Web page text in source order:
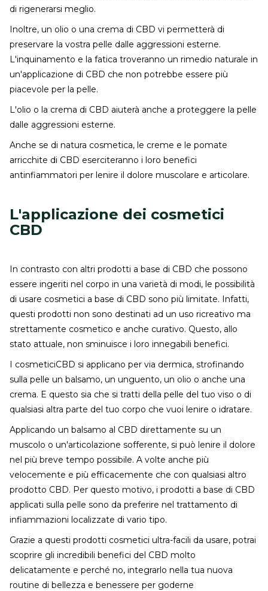
di rigenerarsi meglio.
Inoltre, un olio o una crema di CBD vi permetterà di
preservare la vostra pelle dalle aggressioni esterne.
L'inquinamento e la fatica troveranno un rimedio naturale in
un'applicazione di CBD che non potrebbe essere più
piacevole per la pelle.
L'olio o la crema di CBD aiuterà anche a proteggere la pelle
dalle aggressioni esterne.
Anche se di natura cosmetica, le creme e le pomate
arricchite di CBD eserciteranno i loro benefici
antinfiammatori per lenire il dolore muscolare e articolare.
L'applicazione dei cosmetici
CBD
In contrasto con altri prodotti a base di CBD che possono
essere ingeriti nel corpo in una varietà di modi, le possibilità
di usare cosmetici a base di CBD sono più limitate. Infatti,
questi prodotti non sono destinati ad un uso ricreativo ma
strettamente cosmetico e anche curativo. Questo, allo
stato attuale, non sminuisce i loro innegabili benefici.
I cosmeticiCBD si applicano per via dermica, strofinando
sulla pelle un balsamo, un unguento, un olio o anche una
crema. E questo sia che si tratti della pelle del tuo viso o di
qualsiasi altra parte del tuo corpo che vuoi lenire o idratare.
Applicando un balsamo al CBD direttamente su un
muscolo o un'articolazione sofferente, si può lenire il dolore
nel più breve tempo possibile. A volte anche più
velocemente e più efficacemente che con qualsiasi altro
prodotto CBD. Per questo motivo, i prodotti a base di CBD
applicati sulla pelle sono da preferire nel trattamento di
infiammazioni localizzate di vario tipo.
Grazie a questi prodotti cosmetici ultra-facili da usare, potrai
scoprire gli incredibili benefici del CBD molto
delicatamente e perché no, integrarlo nella tua nuova
routine di bellezza e benessere per goderne